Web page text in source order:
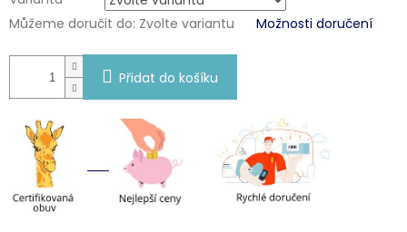
Můžeme doručit do: Zvolte variantu Možnosti doručení
Přidat do košíku